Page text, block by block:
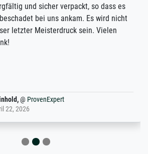
sicher verpackt, so dass es
bei uns ankam. Es wird nicht
Meisterdruck sein. Vielen
ProvenExpert